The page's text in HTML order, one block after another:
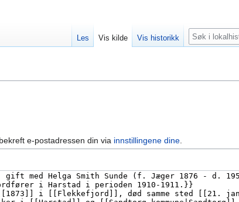
e-postadressen din via innstillingene dine
Les Vis kilde Vis historikk Søk